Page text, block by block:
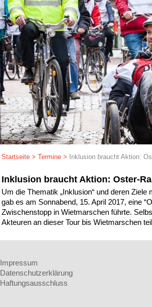
Startseite > Termine > Inklusion braucht Aktion:
Inklusion braucht Aktion: Oster-
Um die Thematik „Inklusion“ und deren
gab es am Sonnabend, 15. April 2017, eine
Zwischenstopp in Wietmarschen führte.
Akteuren an dieser Tour bis Wietmarschen
Impressum
Datenschutzerklärung
Haftungsausschluss